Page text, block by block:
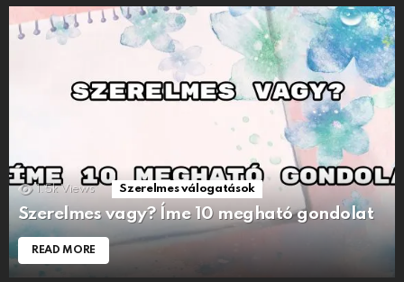
1.5k Views Szerelmes válogatások
Szerelmes vagy? Íme 10 megható gondolat
READ MORE